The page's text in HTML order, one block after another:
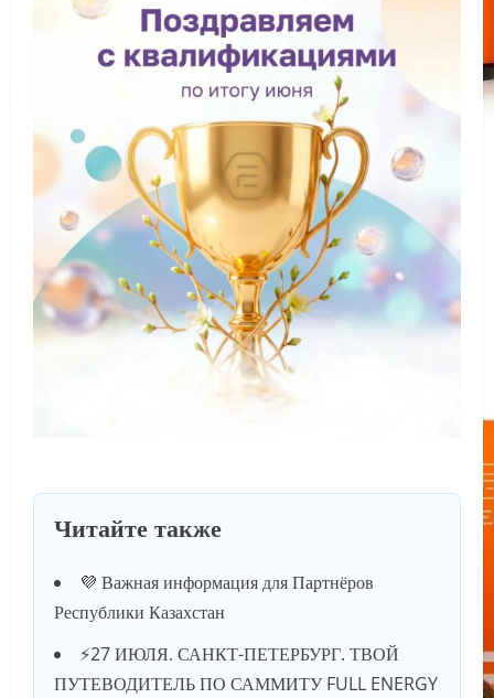
Читайте также
💜 Важная информация для Партнёров
Республики Казахстан
⚡️27 ИЮЛЯ. САНКТ-ПЕТЕРБУРГ. ТВОЙ
ПУТЕВОДИТЕЛЬ ПО САММИТУ FULL ENERGY